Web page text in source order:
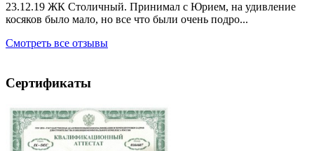
23.12.19 ЖК Столичный. Принимал с Юрием, на удивление
косяков было мало, но все что были очень подро...
Смотреть все отзывы
Сертификаты